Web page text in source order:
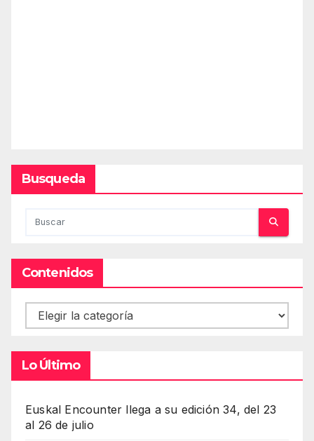
Busqueda
Contenidos
Contenidos
Lo Último
Euskal Encounter llega a su edición 34, del 23
al 26 de julio